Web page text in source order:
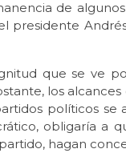
de
presidente
que se ve
los
políticos se
obligaría a
hagan